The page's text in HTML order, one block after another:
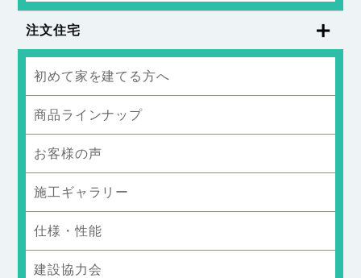
注文住宅
初めて家を建てる方へ
商品ラインナップ
お客様の声
施工ギャラリー
仕様・性能
建設協力会